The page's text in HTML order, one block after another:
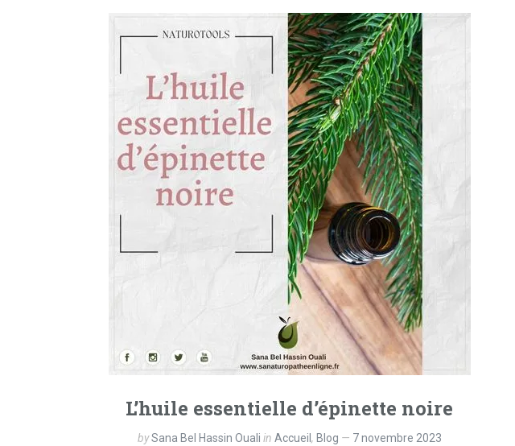
L’huile essentielle d’épinette noire
bySana Bel Hassin Ouali in Accueil , Blog 7 novembre 2023